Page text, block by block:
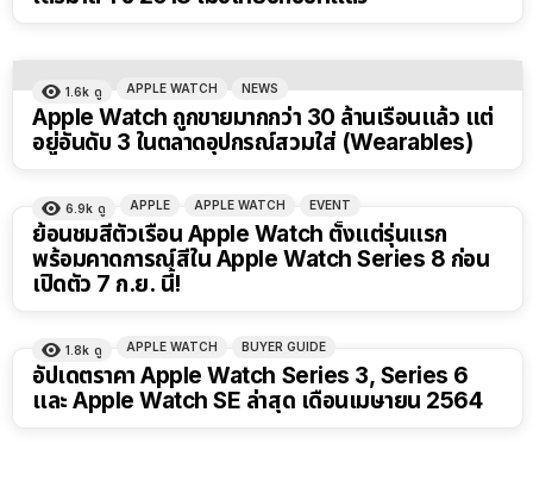
1.6k ดู APPLE WATCH NEWS
Apple Watch ถูกขายมากกว่า 30 ล้านเรือนแล้ว แต่
อยู่อันดับ 3 ในตลาดอุปกรณ์สวมใส่ (Wearables)
6.9k ดู APPLE APPLE WATCH EVENT
ย้อนชมสีตัวเรือน Apple Watch ตั้งแต่รุ่นแรก
พร้อมคาดการณ์สีใน Apple Watch Series 8 ก่อน
เปิดตัว 7 ก.ย. นี้!
1.8k ดู APPLE WATCH BUYER GUIDE
อัปเดตราคา Apple Watch Series 3, Series 6
และ Apple Watch SE ล่าสุด เดือนเมษายน 2564